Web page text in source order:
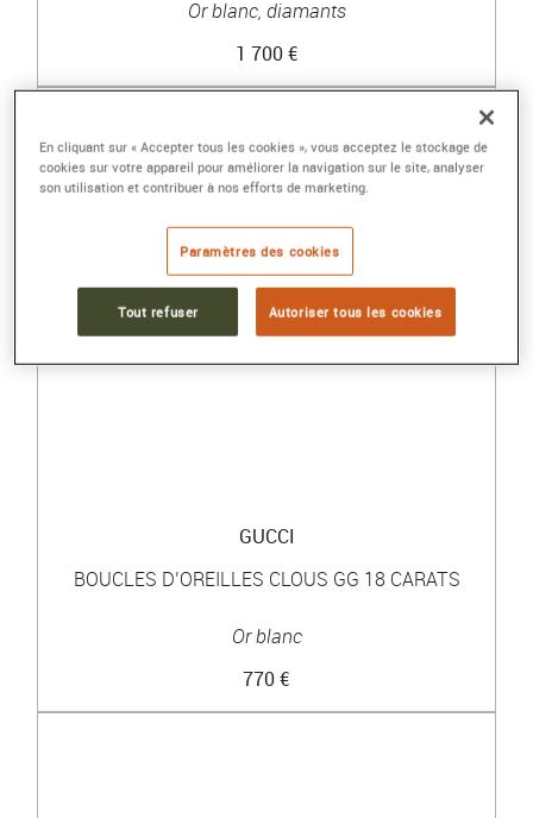
Or blanc, diamants
1 700 €
GUCCI
BOUCLES D’OREILLES CLOUS GG 18 CARATS
Or blanc
770 €
En cliquant sur « Accepter tous les cookies », vous acceptez le stockage de
cookies sur votre appareil pour améliorer la navigation sur le site, analyser
son utilisation et contribuer à nos efforts de marketing.
Paramètres des cookies
Tout refuser Autoriser tous les cookies